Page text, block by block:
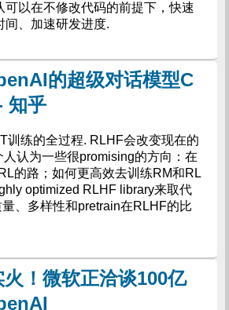
可以在不修改代码的前提下，快速
间、加速研发进度.
的超级对话模型C
知乎
训练的全过程. RLHF会改变现在的
人认为一些很promising的方向：在
的路；如何更高效去训练RM和RL
optimized RLHF library来取代
、多样性和pretrain在RLHF的比
！微软正洽谈100亿